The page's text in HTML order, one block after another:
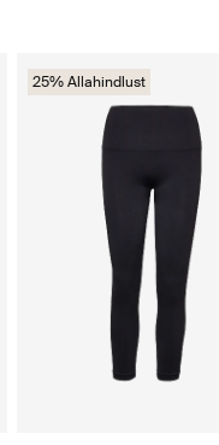
25% Allahindlust